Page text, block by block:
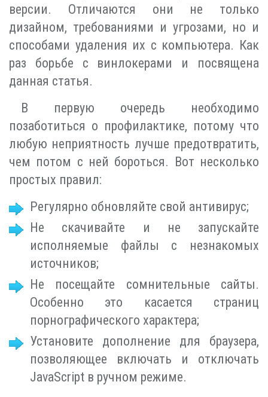
версии. Отличаются они не только
дизайном, требованиями и угрозами, но и
способами удаления их с компьютера. Как
раз борьбе с винлокерами и посвящена
данная статья.
В первую очередь необходимо
позаботиться о профилактике, потому что
любую неприятность лучше предотвратить,
чем потом с ней бороться. Вот несколько
простых правил:
Регулярно обновляйте свой антивирус;
Не скачивайте и не запускайте
исполняемые файлы с незнакомых
источников;
Не посещайте сомнительные сайты.
Особенно это касается страниц
порнографического характера;
Установите дополнение для браузера,
позволяющее включать и отключать
JavaScript в ручном режиме.